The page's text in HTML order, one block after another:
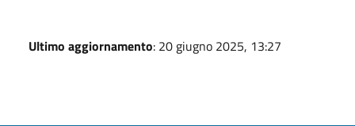
Ultimo aggiornamento: 20 giugno 2025, 13:27